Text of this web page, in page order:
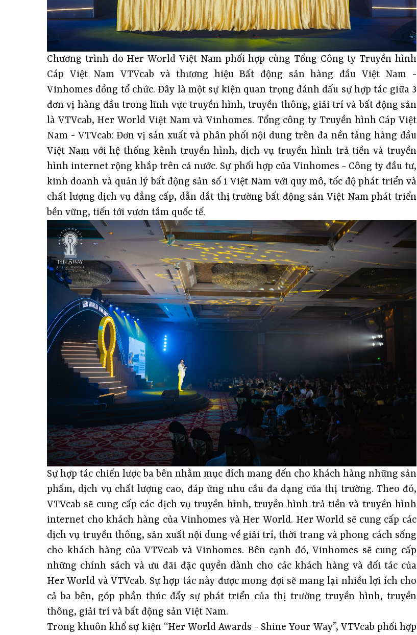
Chương trình do Her World Việt Nam phối hợp cùng Tổng Công ty Truyền hình
Cáp Việt Nam VTVcab và thương hiệu Bất động sản hàng đầu Việt Nam -
Vinhomes đồng tổ chức. Đây là một sự kiện quan trọng đánh dấu sự hợp tác giữa 3
đơn vị hàng đầu trong lĩnh vực truyền hình, truyền thông, giải trí và bất động sản
là VTVcab, Her World Việt Nam và Vinhomes. Tổng công ty Truyền hình Cáp Việt
Nam - VTVcab: Đơn vị sản xuất và phân phối nội dung trên đa nền tảng hàng đầu
Việt Nam với hệ thống kênh truyền hình, dịch vụ truyền hình trả tiền và truyền
hình internet rộng khắp trên cả nước. Sự phối hợp của Vinhomes - Công ty đầu tư,
kinh doanh và quản lý bất động sản số 1 Việt Nam với quy mô, tốc độ phát triển và
chất lượng dịch vụ đẳng cấp, dẫn dắt thị trường bất động sản Việt Nam phát triển
bền vững, tiến tới vươn tầm quốc tế.
Sự hợp tác chiến lược ba bên nhằm mục đích mang đến cho khách hàng những sản
phẩm, dịch vụ chất lượng cao, đáp ứng nhu cầu đa dạng của thị trường. Theo đó,
VTVcab sẽ cung cấp các dịch vụ truyền hình, truyền hình trả tiền và truyền hình
internet cho khách hàng của Vinhomes và Her World. Her World sẽ cung cấp các
dịch vụ truyền thông, sản xuất nội dung về giải trí, thời trang và phong cách sống
cho khách hàng của VTVcab và Vinhomes. Bên cạnh đó, Vinhomes sẽ cung cấp
những chính sách và ưu đãi đặc quyền dành cho các khách hàng và đối tác của
Her World và VTVcab. Sự hợp tác này được mong đợi sẽ mang lại nhiều lợi ích cho
cả ba bên, góp phần thúc đẩy sự phát triển của thị trường truyền hình, truyền
thông, giải trí và bất động sản Việt Nam.
Trong khuôn khổ sự kiện “Her World Awards - Shine Your Way”, VTVcab phối hợp